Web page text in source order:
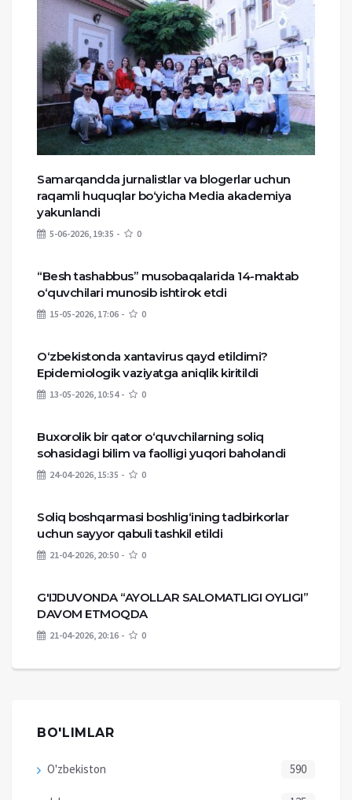
Samarqandda jurnalistlar va blogerlar uchun
raqamli huquqlar bo‘yicha Media akademiya
yakunlandi
5-06-2026, 19:35 0
“Besh tashabbus” musobaqalarida 14-maktab
o‘quvchilari munosib ishtirok etdi
15-05-2026, 17:06 0
O‘zbekistonda xantavirus qayd etildimi?
Epidemiologik vaziyatga aniqlik kiritildi
13-05-2026, 10:54 0
Buxorolik bir qator o‘quvchilarning soliq
sohasidagi bilim va faolligi yuqori baholandi
24-04-2026, 15:35 0
Soliq boshqarmasi boshlig‘ining tadbirkorlar
uchun sayyor qabuli tashkil etildi
21-04-2026, 20:50 0
G'IJDUVONDA “AYOLLAR SALOMATLIGI OYLIGI”
DAVOM ETMOQDA
21-04-2026, 20:16 0
BO'LIMLAR
O'zbekiston 590